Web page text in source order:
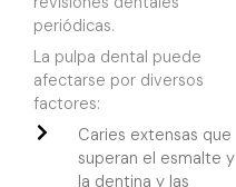
periódicas.
La pulpa dental puede
afectarse por diversos
factores:
Caries extensas que
superan el esmalte y
la dentina y las